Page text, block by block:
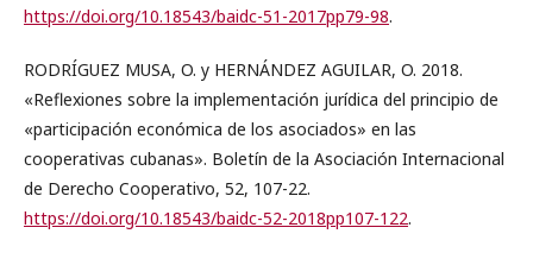
https://doi.org/10.18543/baidc-51-2017pp79-98.
RODRÍGUEZ MUSA, O. y HERNÁNDEZ AGUILAR, O. 2018.
«Reflexiones sobre la implementación jurídica del principio de
«participación económica de los asociados» en las
cooperativas cubanas». Boletín de la Asociación Internacional
de Derecho Cooperativo, 52, 107-22.
https://doi.org/10.18543/baidc-52-2018pp107-122.